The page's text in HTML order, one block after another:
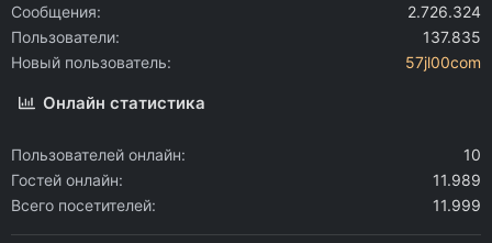
Сообщения
2.726.324
Пользователи
137.835
Новый пользователь
57jl00com
Онлайн статистика
Пользователей онлайн
10
Гостей онлайн
11.989
Всего посетителей
11.999